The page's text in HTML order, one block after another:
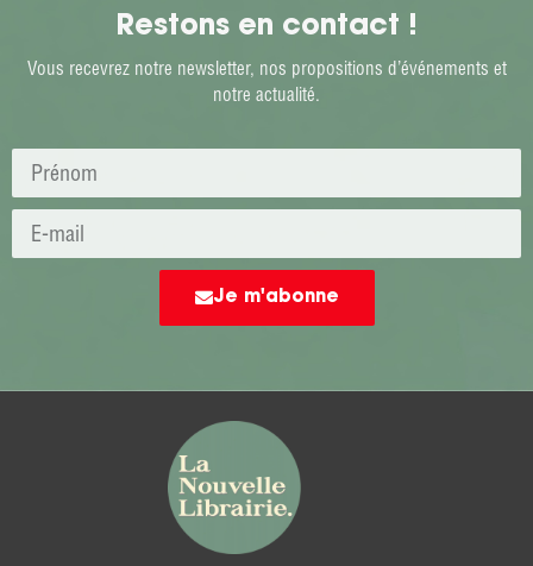
Restons en contact !
Vous recevrez notre newsletter, nos propositions d’événements et
notre actualité.
Je m'abonne